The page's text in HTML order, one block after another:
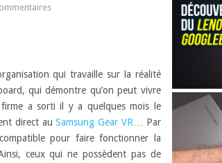
qui travaille sur la réalité
qui démontre qu’on peut vivre
firme a sorti il y a quelques mois le
direct auSamsung Gear VR … Par
pour faire fonctionner la
ceux qui ne possèdent pas de